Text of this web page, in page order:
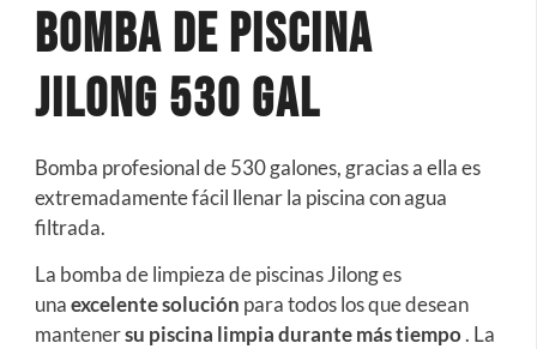
Bomba de Piscina
Jilong 530 Gal
Bomba profesional de 530 galones, gracias a ella es
extremadamente fácil llenar la piscina con agua
filtrada.
La bomba de limpieza de piscinas Jilong es
unaexcelente solución para todos los que desean
mantenersu piscina limpia durante más tiempo. La